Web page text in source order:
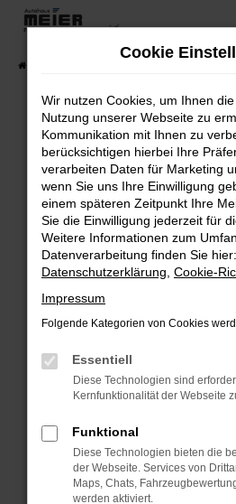
Zum
springen
Fehler: Network
Beim Laden ist ein Fehler
Hier sind ein paar Tipps, die
Überprüfe deine Firewall
Internetverbindung.
Laden andere Webseiten,
Suchmaschine?
Prüfe deine
können das Laden
verhindern. Funktioniert die
anderen Browser oder in
Starte dein Gerät neu.
Das kann manchmal
Probleme zu beheben.
Cookie
Wir nutzen Cookies, um Ihnen
Nutzung unserer Webseite zu
Kommunikation mit Ihnen zu
berücksichtigen hierbei Ihre
verarbeiten Daten für Marketing
wenn Sie uns Ihre Einwilligung
einem späteren Zeitpunkt Ihre
Sie die Einwilligung jederzeit für
Weitere Informationen zum
Datenverarbeitung finden Sie hier:
Datenschutzerklärung Cookie-
Impressum
Folgende Kategorien von Cookies
Essentiell
Diese Technologien sind
Kernfunktionalität der Webseite
Funktional
Diese Technologien bieten die
der Webseite. Services von
Maps, Chats,
werden aktiviert.